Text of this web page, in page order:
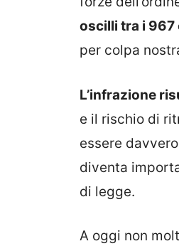
oscilli tra i 967
per colpa
L’infrazione
e il rischio di
essere
diventa
di legge.
A oggi non